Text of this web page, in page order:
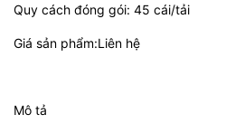
Quy cách đóng gói: 45 cái/tải
Giá sản phẩm:Liên hệ
Mô tả